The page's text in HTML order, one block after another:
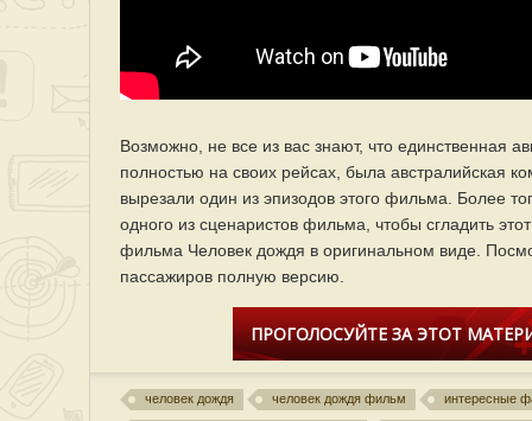
Возможно, не все из вас знают, что единственная
полностью на своих рейсах, была австралийская
вырезали один из эпизодов этого фильма. Более
одного из сценаристов фильма, чтобы сгладить
фильма Человек дождя в оригинальном виде.
пассажиров полную версию.
ПРОГОЛОСУЙТЕ ЗА ЭТОТ
человек дождя человек дождя фильм интересные